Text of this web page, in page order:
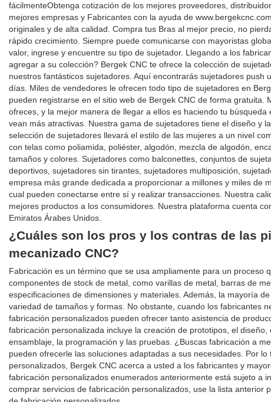
fácilmenteObtenga cotización de los mejores proveedores,
mejores empresas y Fabricantes con la ayuda de
originales y de alta calidad. Compra tus Bras al mejor precio, no
rápido crecimiento. Siempre puede comunicarse con mayoristas
valor, ingrese y encuentre su tipo de sujetador. Llegando a los
agregar a su colección? Bergek CNC te ofrece la colección de
nuestros fantásticos sujetadores. Aquí encontrarás sujetadores
días. Miles de vendedores le ofrecen todo tipo de sujetadores en
pueden registrarse en el sitio web de Bergek CNC de forma
ofreces, y la mejor manera de llegar a ellos es haciendo tu
vean más atractivas. Nuestra gama de sujetadores tiene el diseño y
selección de sujetadores llevará el estilo de las mujeres a un nivel
con telas como poliamida, poliéster, algodón, mezcla de algodón,
tamaños y colores. Sujetadores como balconettes, conjuntos de
deportivos, sujetadores sin tirantes, sujetadores multiposición,
empresa más grande dedicada a proporcionar a millones y miles de
cual pueden conectarse entre sí y realizar transacciones. Nuestra
mejores productos a los consumidores. Nuestra plataforma cuenta
Emiratos Árabes Unidos.
¿Cuáles son los pros y los contras de las
mecanizado CNC?
Fabricación es un término que se usa ampliamente para un
componentes de stock de metal, como varillas de metal, barras de
especificaciones de dimensiones y materiales. Además, la mayoría
variedad de tamaños y formas. No obstante, cuando los fabricantes
fabricación personalizados pueden ofrecer tanto asistencia de
fabricación personalizada incluye la creación de prototipos, el
ensamblaje, la programación y las pruebas. ¿Buscas fabricación a
pueden ofrecerle las soluciones adaptadas a sus necesidades. Por
personalizados, Bergek CNC acerca a usted a los fabricantes y
fabricación personalizados enumerados anteriormente está sujeto a
comprar servicios de fabricación personalizados, use la lista